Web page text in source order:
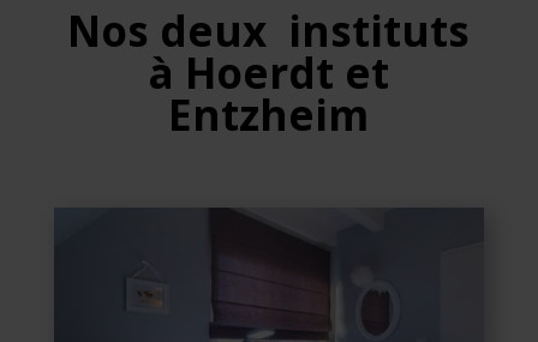
Nos deux instituts
à Hoerdt et
Entzheim